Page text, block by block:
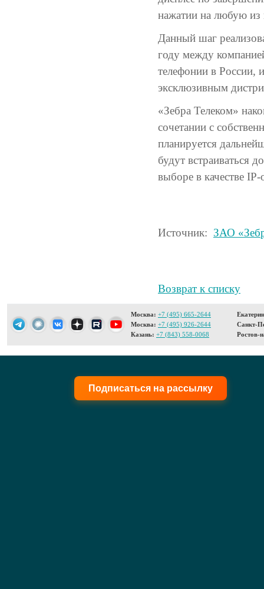
нажатии на любую
Данный шаг
году между
телефонии в
эксклюзивным
«Зебра Телеком»
сочетании с
планируется
будут встраиваться
выборе в качестве
Источник: ЗАО
Возврат к списку
Москва: +7 (495) 665-2644
Москва: +7 (495) 926-2644
Казань: +7 (843) 558-0068
Санкт-
Ростов-
Подписаться на рассылку